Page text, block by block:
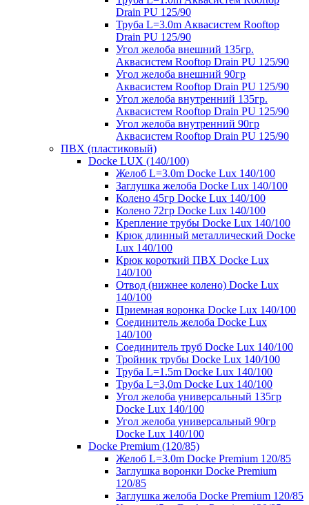
Drain PU 125/90
Труба L=3.0m Аквасистем Rooftop
Drain PU 125/90
Угол желоба внешний 135гр.
Аквасистем Rooftop Drain PU 125/90
Угол желоба внешний 90гр
Аквасистем Rooftop Drain PU 125/90
Угол желоба внутренний 135гр.
Аквасистем Rooftop Drain PU 125/90
Угол желоба внутренний 90гр
Аквасистем Rooftop Drain PU 125/90
ПВХ (пластиковый)
Docke LUX (140/100)
Желоб L=3.0m Docke Lux 140/100
Заглушка желоба Docke Lux 140/100
Колено 45гр Docke Lux 140/100
Колено 72гр Docke Lux 140/100
Крепление трубы Docke Lux 140/100
Крюк длинный металлический Docke
Lux 140/100
Крюк короткий ПВХ Docke Lux
140/100
Отвод (нижнее колено) Docke Lux
140/100
Приемная воронка Docke Lux 140/100
Соединитель желоба Docke Lux
140/100
Соединитель труб Docke Lux 140/100
Тройник трубы Docke Lux 140/100
Труба L=1.5m Docke Lux 140/100
Труба L=3,0m Docke Lux 140/100
Угол желоба универсальный 135гр
Docke Lux 140/100
Угол желоба универсальный 90гр
Docke Lux 140/100
Docke Premium (120/85)
Желоб L=3.0m Docke Premium 120/85
Заглушка воронки Docke Premium
120/85
Заглушка желоба Docke Premium 120/85